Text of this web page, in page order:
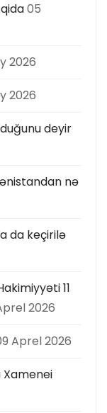
05
2026
2026
deyir
nə
da keçirilə
11
2026
Aprel 2026
Xamenei